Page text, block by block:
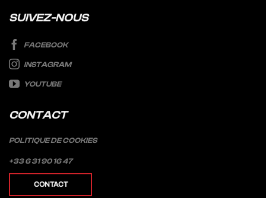
SUIVEZ-NOUS
FACEBOOK
INSTAGRAM
YOUTUBE
CONTACT
POLITIQUE DE COOKIES
+33 6 31 90 16 47
CONTACT